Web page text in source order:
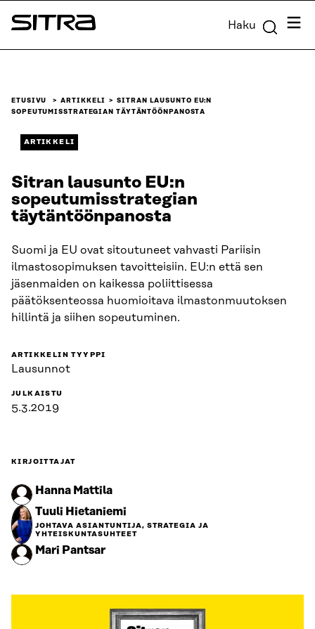
Siirry
suoraan
Sitra Haku
ETUSIVU ARTIKKELI
SITRAN LAUSUNTO EU:N
SOPEUTUMISSTRATEGIAN TÄYTÄNTÖÖNPANOSTA
ARTIKKELI
Sitran lausunto EU:n
sopeutumisstrategian
täytäntöönpanosta
Suomi ja EU ovat sitoutuneet vahvasti Pariisin
ilmastosopimuksen tavoitteisiin. EU:n että sen
jäsenmaiden on kaikessa poliittisessa
päätöksenteossa huomioitava ilmastonmuutoksen
hillintä ja siihen sopeutuminen.
ARTIKKELIN TYYPPI
Lausunnot
JULKAISTU
5.3.2019
KIRJOITTAJAT
Hanna Mattila
Tuuli Hietaniemi
JOHTAVA ASIANTUNTIJA, STRATEGIA JA
YHTEISKUNTASUHTEET
Mari Pantsar